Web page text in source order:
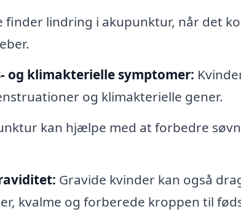
finder lindring i akupunktur, når det
og klimakterielle symptomer:
og klimakterielle gener.
kan hjælpe med at forbedre
Gravide kvinder kan også
kvalme og forberede kroppen til